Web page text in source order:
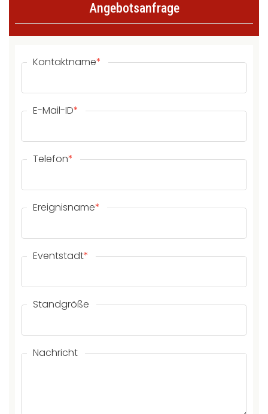
Angebotsanfrage
Kontaktname*
E-Mail-ID*
Telefon*
Ereignisname*
Eventstadt*
Standgröße
Nachricht